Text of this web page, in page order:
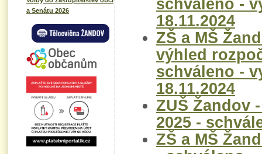
a Senátu 2026
schváleno -
18.11.2024
ZŠ a MŠ
výhled
schváleno -
18.11.2024
ZUŠ Žandov
2025 -
ZŠ a MŠ